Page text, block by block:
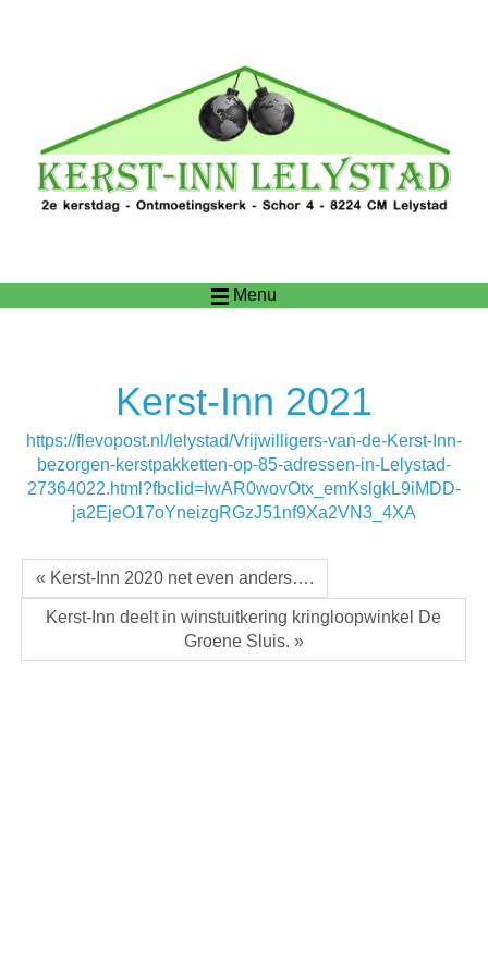
Menu
Kerst-Inn 2021
https://flevopost.nl/lelystad/Vrijwilligers-van-de-Kerst-Inn-
bezorgen-kerstpakketten-op-85-adressen-in-Lelystad-
27364022.html?fbclid=IwAR0wovOtx_emKslgkL9iMDD-
ja2EjeO17oYneizgRGzJ51nf9Xa2VN3_4XA
« Kerst-Inn 2020 net even anders….
Kerst-Inn deelt in winstuitkering kringloopwinkel De
Groene Sluis. »